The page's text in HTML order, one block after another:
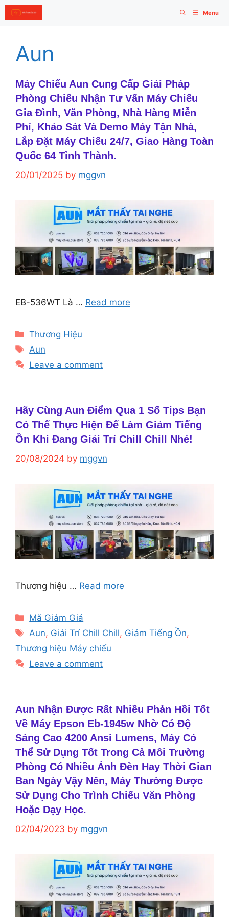
Skip
to
Menu
Aun
Máy Chiếu Aun Cung Cấp Giải Pháp
Phòng Chiếu Nhận Tư Vấn Máy Chiếu
Gia Đình, Văn Phòng, Nhà Hàng Miễn
Phí, Khảo Sát Và Demo Máy Tận Nhà,
Lắp Đặt Máy Chiếu 24/7, Giao Hàng Toàn
Quốc 64 Tỉnh Thành.
20/01/2025 by mggvn
EB-536WT Là … Read more
Categories
Thương Hiệu
Tags
Aun
Leave a comment
Hãy Cùng Aun Điểm Qua 1 Số Tips Bạn
Có Thể Thực Hiện Để Làm Giảm Tiếng
Ồn Khi Đang Giải Trí Chill Chill Nhé!
20/08/2024 by mggvn
Thương hiệu … Read more
Categories
Mã Giảm Giá
Tags
Aun, Giải Trí Chill Chill, Giảm Tiếng Ồn,
Thương hiệu Máy chiếu
Leave a comment
Aun Nhận Được Rất Nhiều Phản Hồi Tốt
Về Máy Epson Eb-1945w Nhờ Có Độ
Sáng Cao 4200 Ansi Lumens, Máy Có
Thể Sử Dụng Tốt Trong Cả Môi Trường
Phòng Có Nhiều Ánh Đèn Hay Thời Gian
Ban Ngày Vậy Nên, Máy Thường Được
Sử Dụng Cho Trình Chiếu Văn Phòng
Hoặc Dạy Học.
02/04/2023 by mggvn